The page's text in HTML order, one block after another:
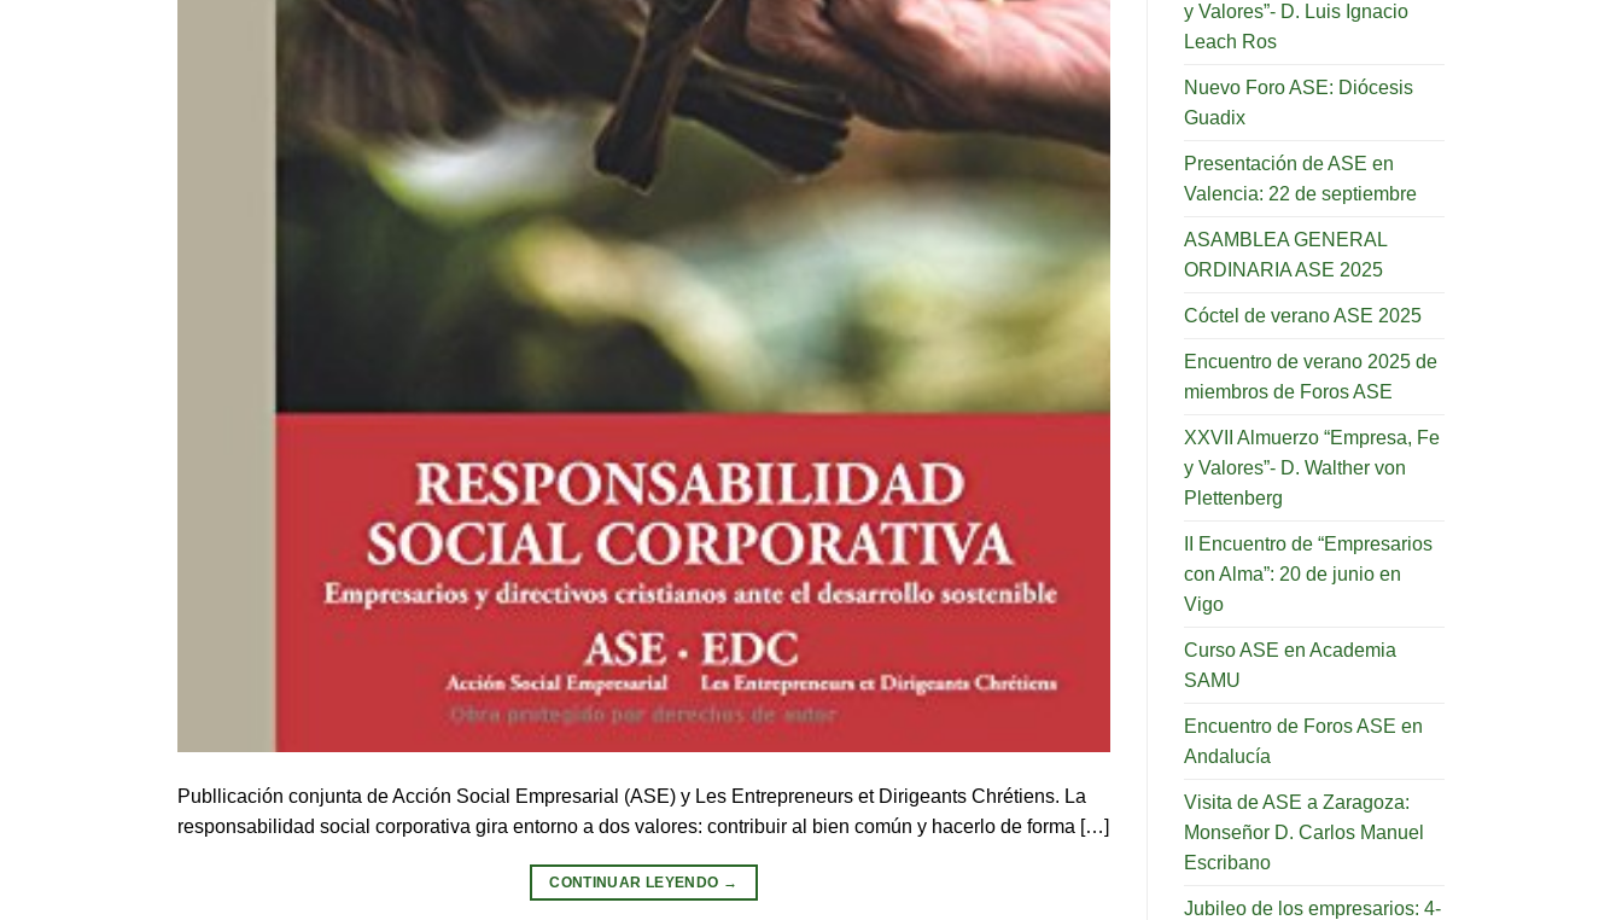
Publlicación conjunta de Acción Social Empresarial (ASE) y Les Entrepreneurs et Dirigeants Chrétiens. La
responsabilidad social corporativa gira entorno a dos valores: contribuir al bien común y hacerlo de forma […]
CONTINUAR LEYENDO →
y Valores”- D. Luis Ignacio
Leach Ros
Nuevo Foro ASE: Diócesis
Guadix
Presentación de ASE en
Valencia: 22 de septiembre
ASAMBLEA GENERAL
ORDINARIA ASE 2025
Cóctel de verano ASE 2025
Encuentro de verano 2025 de
miembros de Foros ASE
XXVII Almuerzo “Empresa, Fe
y Valores”- D. Walther von
Plettenberg
II Encuentro de “Empresarios
con Alma”: 20 de junio en
Vigo
Curso ASE en Academia
SAMU
Encuentro de Foros ASE en
Andalucía
Visita de ASE a Zaragoza:
Monseñor D. Carlos Manuel
Escribano
Jubileo de los empresarios: 4-